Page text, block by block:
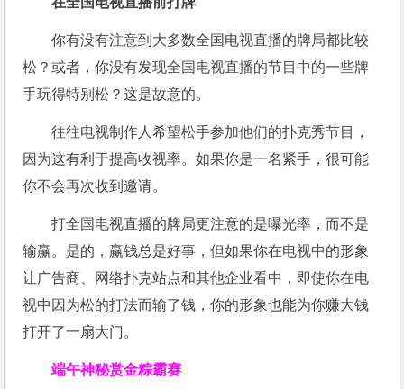
你有没有注意到大多数全国电视直播的牌局都比较
松？或者，你没有发现全国电视直播的节目中的一些牌
手玩得特别松？这是故意的。
往往电视制作人希望松手参加他们的扑克秀节目，
因为这有利于提高收视率。如果你是一名紧手，很可能
你不会再次收到邀请。
打全国电视直播的牌局更注意的是曝光率，而不是
输赢。是的，赢钱总是好事，但如果你在电视中的形象
让广告商、网络扑克站点和其他企业看中，即使你在电
视中因为松的打法而输了钱，你的形象也能为你赚大钱
打开了一扇大门。
端午神秘赏金粽霸赛